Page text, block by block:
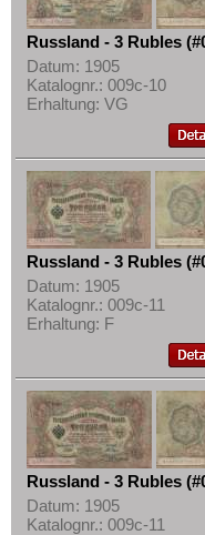
Russland - 3 Rubles
Datum: 1905
Katalognr.: 009c-10
Erhaltung: VG
Russland - 3 Rubles
Datum: 1905
Katalognr.: 009c-11
Erhaltung: F
Russland - 3 Rubles
Datum: 1905
Katalognr.: 009c-11